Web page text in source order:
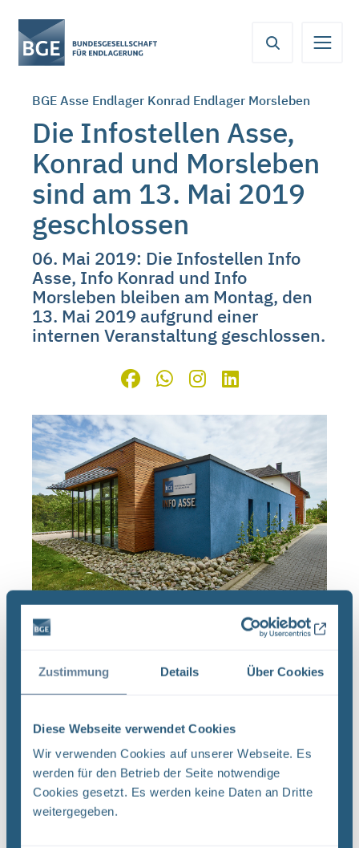
Zustimmung Details Über Cookies
Diese Webseite verwendet Cookies
Wir verwenden Cookies auf unserer Webseite. Es
werden für den Betrieb der Seite notwendige
Cookies gesetzt. Es werden keine Daten an Dritte
weitergegeben.
aus
folgenden
Bereichen
springen:
Inhaltsbereich
Navigation
Metamenü
Servicemenü
BGE Asse Endlager Konrad Endlager Morsleben
Die Infostellen Asse,
Konrad und Morsleben
sind am 13. Mai 2019
geschlossen
06. Mai 2019: Die Infostellen Info
Asse, Info Konrad und Info
Morsleben bleiben am Montag, den
13. Mai 2019 aufgrund einer
internen Veranstaltung geschlossen.
Die Morsleben
bleiben am Montag, den 13. Mai 2019 aufgrund
einer internen Veranstaltung geschlossen.
Ab dem 14. Mai 2019 öffnen die Infostellen wieder
Links zum Thema